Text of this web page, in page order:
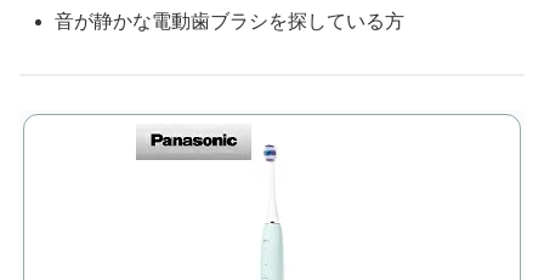
音が静かな電動歯ブラシを探している方